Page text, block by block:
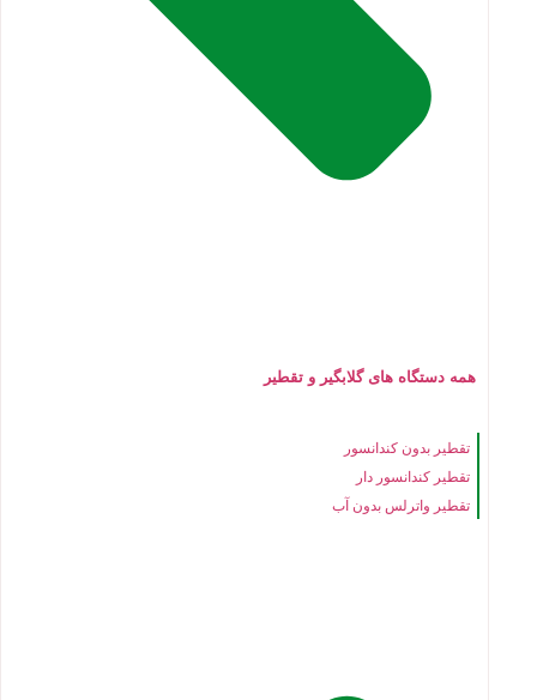
همه دستگاه های گلابگیر و تقطیر
تقطیر بدون کندانسور
تقطیر کندانسور دار
تقطیر واترلس بدون آب